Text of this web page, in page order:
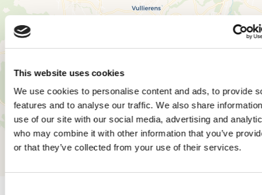
This website uses cookies
We use cookies to personalise content and ads, to provide
features and to analyse our traffic. We also share
use of our site with our social media, advertising and
who may combine it with other information that you’ve
or that they’ve collected from your use of their services.
Leaflet|© OpenStreetMap contributors, © CARTO